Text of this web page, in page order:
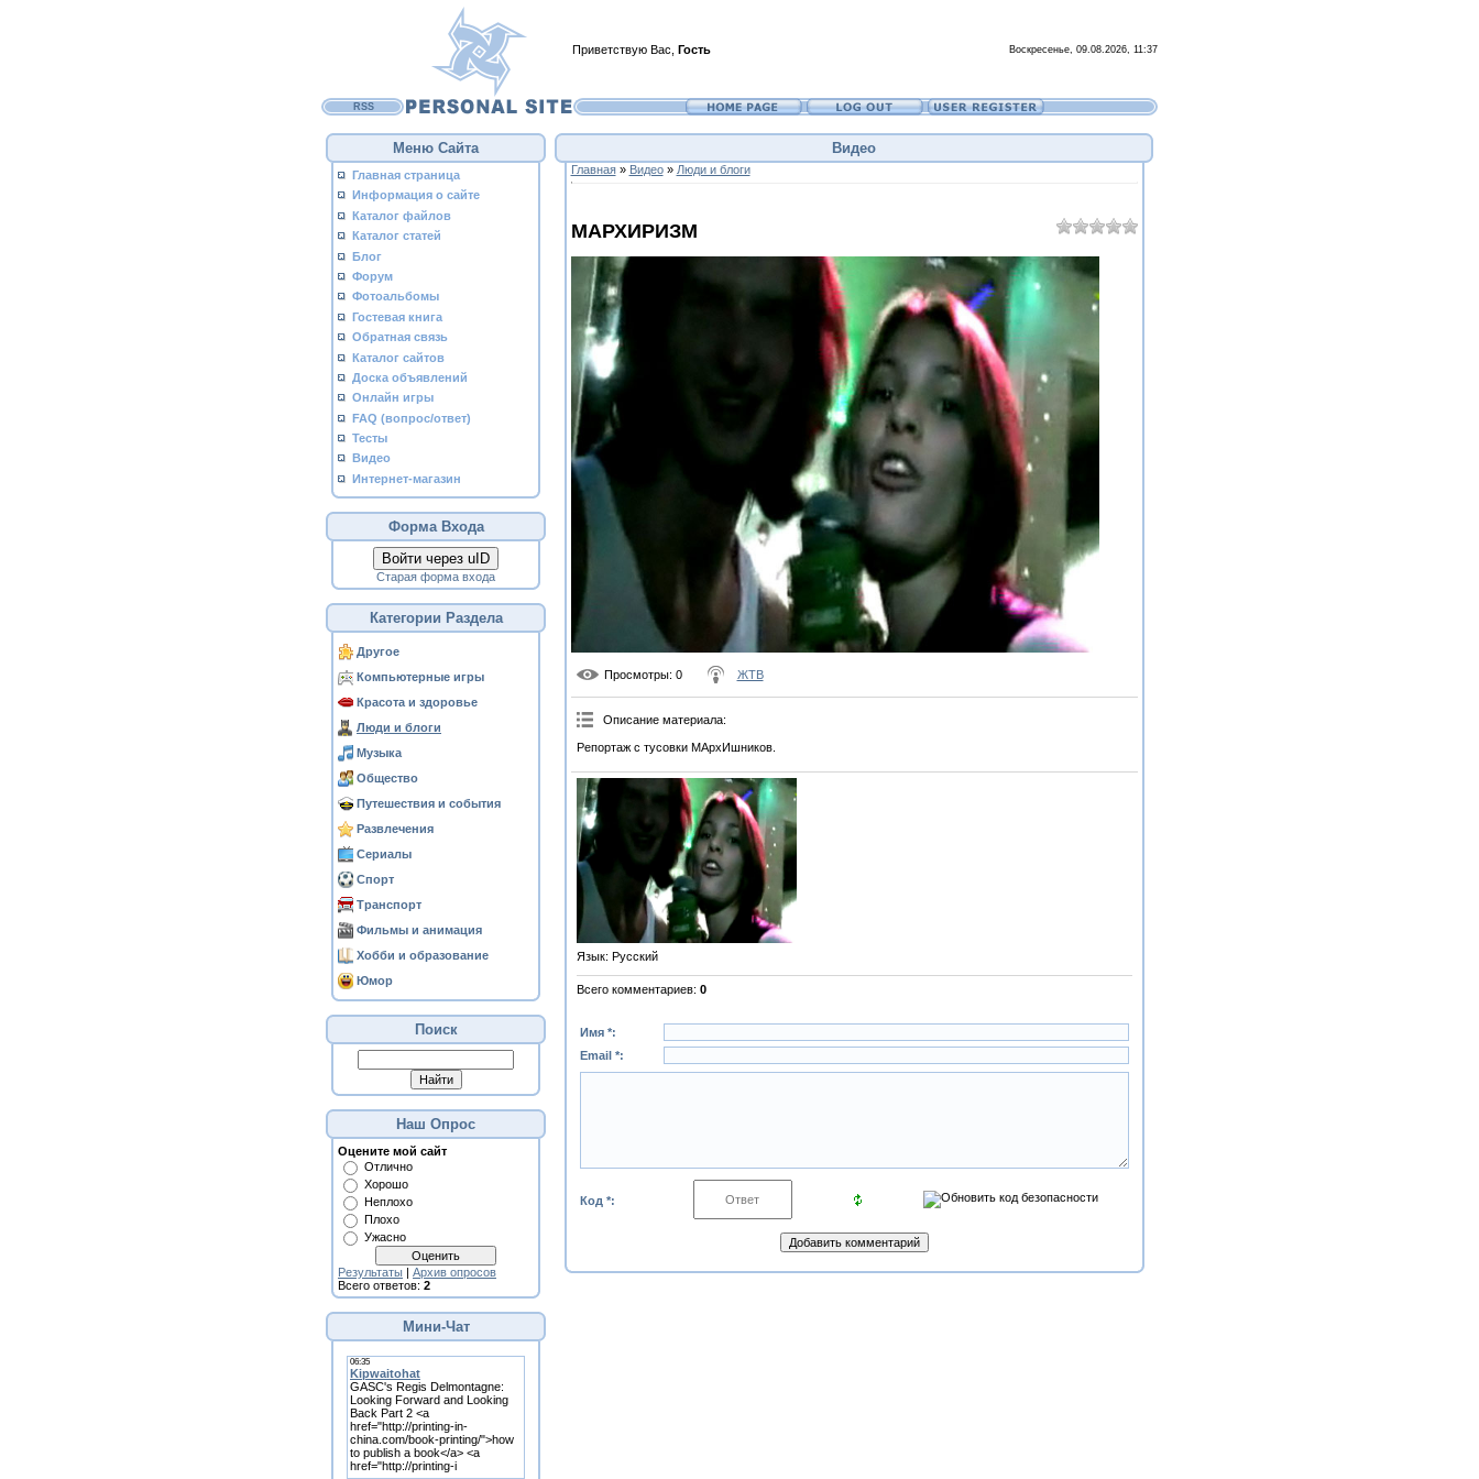
Приветствую Вас Гость Воскресенье, 09.08.2026, 11:37
RSS
Меню Сайта
Главная страница
Информация о сайте
Каталог файлов
Каталог статей
Блог
Форум
Фотоальбомы
Гостевая книга
Обратная связь
Каталог сайтов
Доска объявлений
Онлайн игры
FAQ (вопрос/ответ)
Тесты
Видео
Интернет-магазин
Форма Входа
Войти через uID
Старая форма входа
Категории Раздела
Другое
Компьютерные игры
Красота и здоровье
Люди и блоги
Музыка
Общество
Путешествия и события
Развлечения
Сериалы
Спорт
Транспорт
Фильмы и анимация
Хобби и образование
Юмор
Поиск
Наш Опрос
Оцените мой сайт
Отлично
Хорошо
Неплохо
Плохо
Ужасно
Результаты | Архив опросов
Всего ответов: 2
Мини-Чат
Видео
Главная» Видео» Люди и блоги
МАРХИРИЗМ
Просмотры: 0 ЖТВ
Описание материала:
Репортаж с тусовки МАрхИшников.
Язык: Русский
Всего комментариев: 0
Имя *:
Email *:
Код *: